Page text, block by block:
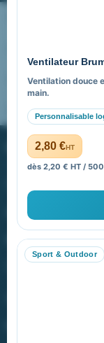
Ventilateur
Ventilation douce
main.
Personnalisable
2,80 €HT
dès 2,20 € HT /
Sport & Outdoor
Nos expertises
FAQ sur
Pourquoi ça a
PROMENOCH
40 rue Madeleine
92 200 Neuilly